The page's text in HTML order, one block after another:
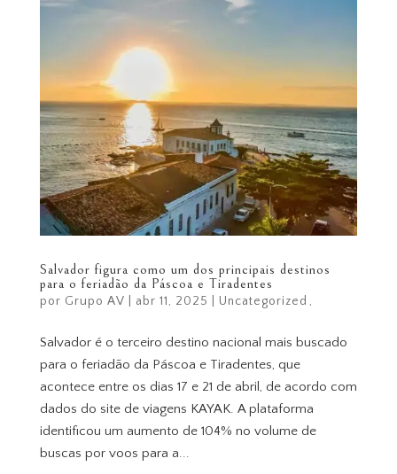
Salvador figura como um dos principais destinos
para o feriadão da Páscoa e Tiradentes
por Grupo AV abr 11, 2025 Uncategorized
Salvador é o terceiro destino nacional mais buscado
para o feriadão da Páscoa e Tiradentes, que
acontece entre os dias 17 e 21 de abril, de acordo com
dados do site de viagens KAYAK. A plataforma
identificou um aumento de 104% no volume de
buscas por voos para a...